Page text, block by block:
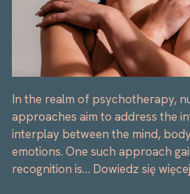
In the realm of psychotherapy,
approaches aim to address the
interplay between the mind,
emotions. One such approach
recognition is… Dowiedz się